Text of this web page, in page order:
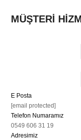
MÜŞTERİ
E Posta
[email protected]
Telefon Numaramız
0549 606 31 19
Adresimiz